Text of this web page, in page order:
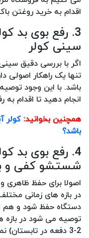
اقدام به خرید روغتن
3. رفع بوی بد
سینی کولر
اگر با بررسی دقیق
تنها یک راهکار
باشد. با این وجود
انجام دهید تا اقدام به
همچنین بخوانید:کولر
باشد؟
4. رفع بوی بد
شستشو کفی و
اصولا برای حفظ
در بازه های زمانی
دستگاه حفظ شود و هم
توصیه می شود در بازه
2-3 دفعه در تابستان) نمایید.